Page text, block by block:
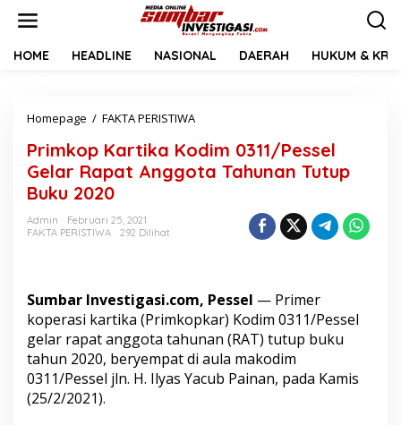
HOME HEADLINE NASIONAL DAERAH HUKUM &
Homepage / FAKTA PERISTIWA
i
m
k
i
k
a
K
o
d
Primkop Kartika Kodim 0311/Pessel
Gelar Rapat Anggota Tahunan Tutup
Buku 2020
Admin
Februari 25, 2021
FAKTA PERISTIWA
292 Dilihat
Sumbar Investigasi.com, Pessel — Primer
koperasi kartika (Primkopkar) Kodim 0311/Pessel
gelar rapat anggota tahunan (RAT) tutup buku
tahun 2020, beryempat di aula makodim
0311/Pessel jln. H. Ilyas Yacub Painan, pada Kamis
(25/2/2021).